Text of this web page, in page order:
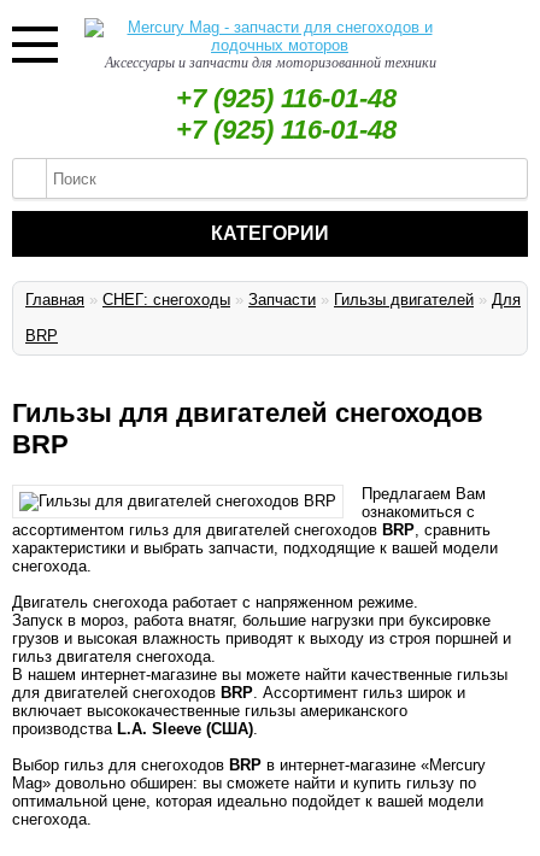
Аксессуары и запчасти для моторизованной техники
+7 (925) 116-01-48
+7 (925) 116-01-48
КАТЕГОРИИ
Главная » СНЕГ: снегоходы » Запчасти » Гильзы двигателей » Для
BRP
Гильзы для двигателей снегоходов
BRP
Предлагаем Вам
ознакомиться с
ассортиментом гильз для двигателей снегоходов BRP, сравнить
характеристики и выбрать запчасти, подходящие к вашей модели
снегохода.
Двигатель снегохода работает с напряженном режиме.
Запуск в мороз, работа внатяг, большие нагрузки при буксировке
грузов и высокая влажность приводят к выходу из строя поршней и
гильз двигателя снегохода.
В нашем интернет-магазине вы можете найти качественные гильзы
для двигателей снегоходов BRP. Ассортимент гильз широк и
включает высококачественные гильзы американского
производства L.A. Sleeve (США).
Выбор гильз для снегоходов BRP в интернет-магазине «Mercury
Mag» довольно обширен: вы сможете найти и купить гильзу по
оптимальной цене, которая идеально подойдет к вашей модели
снегохода.